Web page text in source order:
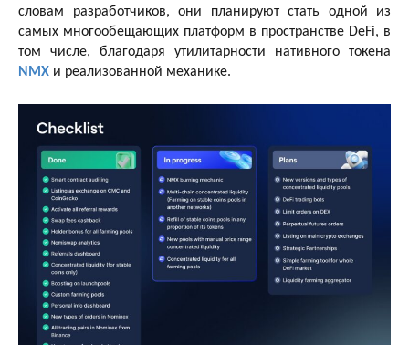
словам разработчиков, они планируют стать одной из
самых многообещающих платформ в пространстве DeFi, в
том числе, благодаря утилитарности нативного токена
NMX и реализованной механике.